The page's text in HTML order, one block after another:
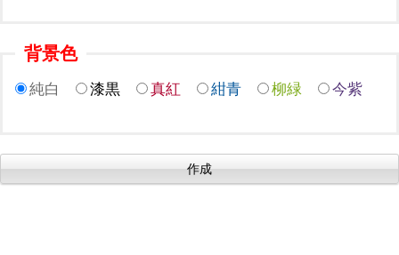
背景色
純白 漆黒 真紅 紺青 柳緑 今紫